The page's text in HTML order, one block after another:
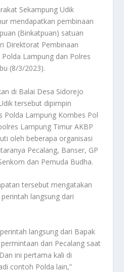
Sekampung Udik
mendapatkan pembinaan
(Binkatpuan) satuan
Direktorat Pembinaan
Lampung dan Polres
(8/3/2023).
di Balai Desa Sidorejo
tersebut dipimpin
Polda Lampung Kombes Pol
Lampung Timur AKBP
oleh beberapa organisasi
Pecalang, Banser, GP
dan Pemuda Budha.
tersebut mengatakan
langsung dari
langsung dari Bapak
dari Pecalang saat
ini pertama kali di
contoh Polda lain,”